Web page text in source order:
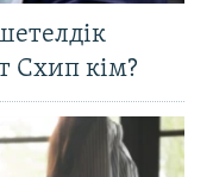
Схип кім?